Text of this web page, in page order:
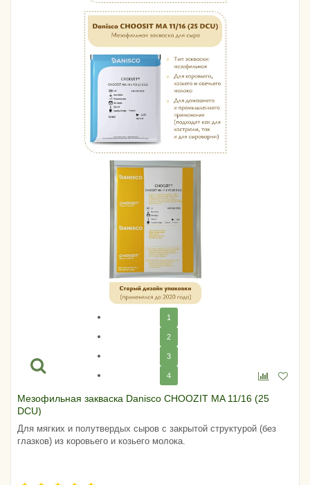
1
2
3
4
Мезофильная закваска Danisco CHOOZIT MA 11/16 (25
DCU)
Для мягких и полутвердых сыров с закрытой структурой (без
глазков) из коровьего и козьего молока.